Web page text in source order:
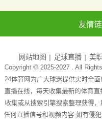
友情
网站地图 足球直播 美
Copyright © 2025-2027 . All
24体育网为广大球迷提供实时全
直播在线，每天收集最新的体育
收集或从搜索引擎搜索整理获得
任何直播信号和视频内容 如有侵